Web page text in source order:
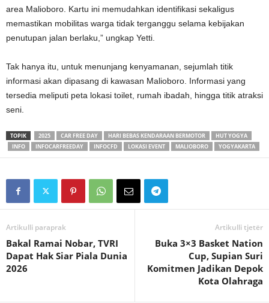
area Malioboro. Kartu ini memudahkan identifikasi sekaligus
memastikan mobilitas warga tidak terganggu selama kebijakan
penutupan jalan berlaku,” ungkap Yetti.
Tak hanya itu, untuk menunjang kenyamanan, sejumlah titik
informasi akan dipasang di kawasan Malioboro. Informasi yang
tersedia meliputi peta lokasi toilet, rumah ibadah, hingga titik atraksi
seni.
TOPIK 2025 CAR FREE DAY HARI BEBAS KENDARAAN BERMOTOR
HUT YOGYA
INFO
INFOCARFREEDAY INFOCFD LOKASI EVENT MALIOBORO YOGYAKARTA
Artikulli paraprak
Bakal Ramai Nobar, TVRI
Dapat Hak Siar Piala Dunia
2026
Artikulli tjetër
Buka 3×3 Basket Nation
Cup, Supian Suri
Komitmen Jadikan Depok
Kota Olahraga